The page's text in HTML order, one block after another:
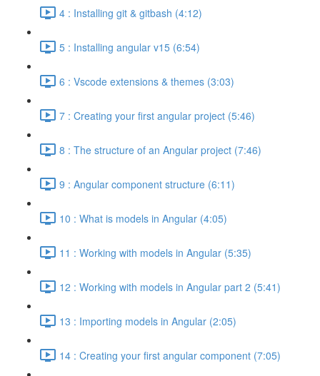
4 : Installing git & gitbash (4:12)
5 : Installing angular v15 (6:54)
6 : Vscode extensions & themes (3:03)
7 : Creating your first angular project (5:46)
8 : The structure of an Angular project (7:46)
9 : Angular component structure (6:11)
10 : What is models in Angular (4:05)
11 : Working with models in Angular (5:35)
12 : Working with models in Angular part 2 (5:41)
13 : Importing models in Angular (2:05)
14 : Creating your first angular component (7:05)